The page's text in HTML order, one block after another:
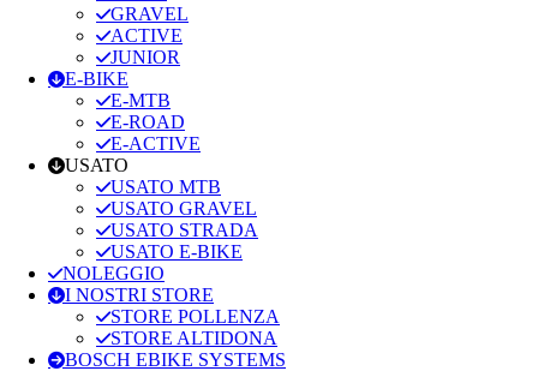
GRAVEL
ACTIVE
JUNIOR
E-BIKE
E-MTB
E-ROAD
E-ACTIVE
USATO
USATO MTB
USATO GRAVEL
USATO STRADA
USATO E-BIKE
NOLEGGIO
I NOSTRI STORE
STORE POLLENZA
STORE ALTIDONA
BOSCH EBIKE SYSTEMS